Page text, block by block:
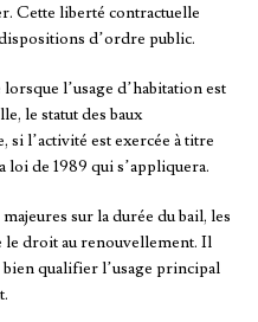
Cette liberté contractuelle
d’ordre public.
l’usage d’habitation est
le statut des baux
si l’activité est exercée à titre
loi de 1989 qui s’appliquera.
sur la durée du bail, les
droit au renouvellement. Il
qualifier l’usage principal